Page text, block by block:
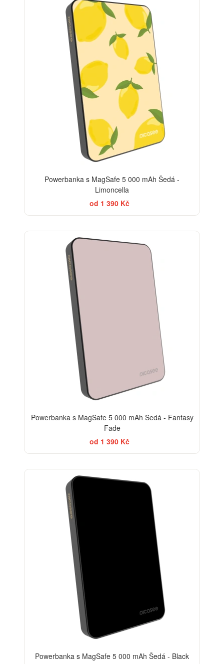
Powerbanka s MagSafe 5 000 mAh Šedá -
Limoncella
od 1 390 Kč
Powerbanka s MagSafe 5 000 mAh Šedá - Fantasy
Fade
od 1 390 Kč
Powerbanka s MagSafe 5 000 mAh Šedá - Black